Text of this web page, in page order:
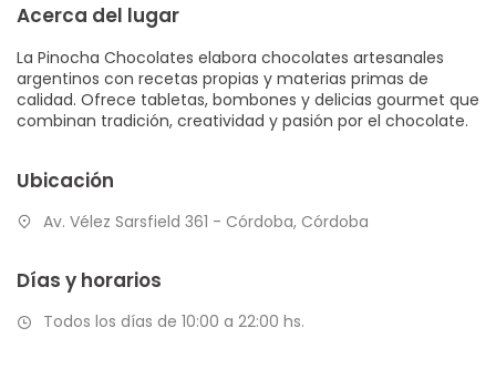
Acerca del lugar
La Pinocha Chocolates elabora chocolates artesanales
argentinos con recetas propias y materias primas de
calidad. Ofrece tabletas, bombones y delicias gourmet que
combinan tradición, creatividad y pasión por el chocolate.
Ubicación
Av. Vélez Sarsfield 361 - Córdoba, Córdoba
Días y horarios
Todos los días de 10:00 a 22:00 hs.